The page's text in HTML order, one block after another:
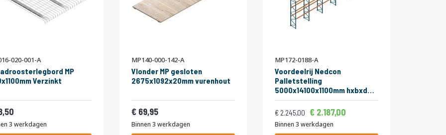
020-001-A
MP
Verzinkt
3 werkdagen
MP140-000-142-A
Vlonder MP gesloten
2675x1092x20mm vurenhout
69,95
Binnen 3 werkdagen
MP172-0188-A
Voordeelrij Nedcon
Palletstelling
5000x14100x1100mm hxbxd
CC09040/1006820 5secties
3niveaus 2000kg/niv
Normale prijs
2.245,00 2.716,45
Vanaf
2.187,00
Binnen 3 werkdagen